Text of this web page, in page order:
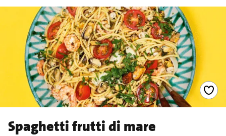
Spaghetti frutti di mare